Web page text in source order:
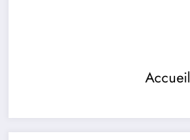
Accueil